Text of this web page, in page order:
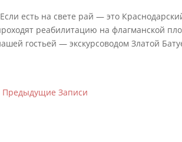
есть на свете рай — это
реабилитацию на флагманской
гостьей — экскурсоводом Златой
Предыдущие Записи